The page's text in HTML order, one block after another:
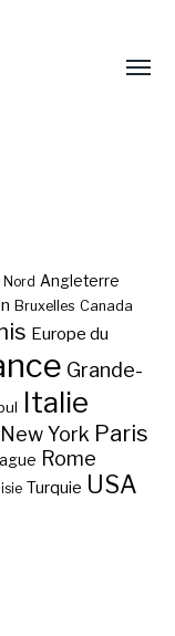
Angleterre
Bruxelles Canada
Europe du
Grande-
Italie
New York Paris
Rome
Turquie USA